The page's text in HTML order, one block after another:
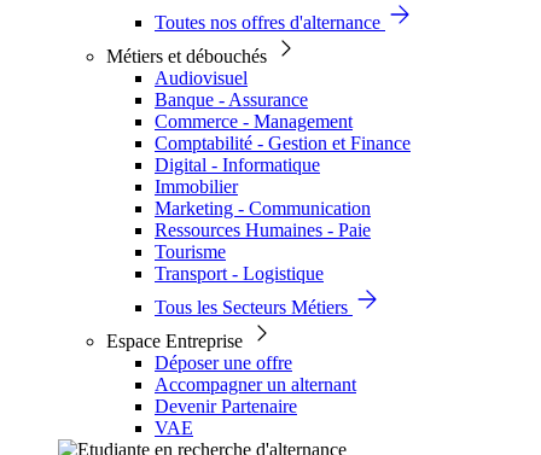
Toutes nos offres d'alternance
Métiers et débouchés
Audiovisuel
Banque - Assurance
Commerce - Management
Comptabilité - Gestion et Finance
Digital - Informatique
Immobilier
Marketing - Communication
Ressources Humaines - Paie
Tourisme
Transport - Logistique
Tous les Secteurs Métiers
Espace Entreprise
Déposer une offre
Accompagner un alternant
Devenir Partenaire
VAE